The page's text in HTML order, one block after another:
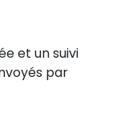
et un suivi
par